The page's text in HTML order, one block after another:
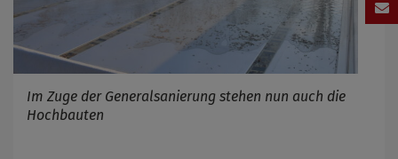
Im Zuge der Generalsanierung stehen nun auch die
Hochbauten